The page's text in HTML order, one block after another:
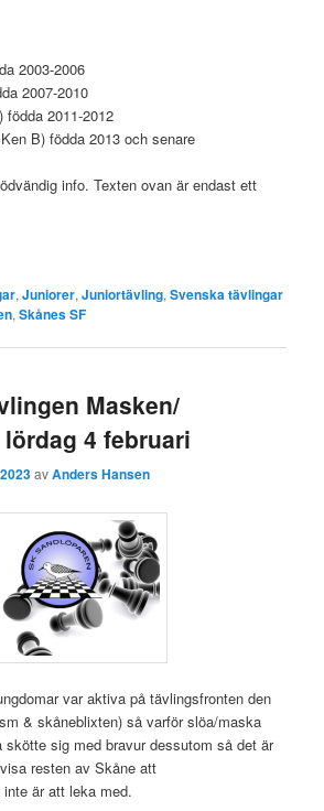
2003-2006
2007-2010
födda 2011-2012
B) födda 2013 och senare
info. Texten ovan är endast ett
,Juniorer,Juniortävling,Svenska tävlingar
,Skånes SF
Masken/
4 februari
avAnders Hansen
var aktiva på tävlingsfronten den
& skåneblixten) så varför slöa/maska
skötte sig med bravur dessutom så det är
resten av Skåne att
är att leka med.